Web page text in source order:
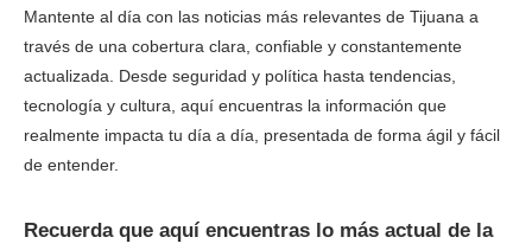
Mantente al día con las noticias más relevantes de Tijuana a
través de una cobertura clara, confiable y constantemente
actualizada. Desde seguridad y política hasta tendencias,
tecnología y cultura, aquí encuentras la información que
realmente impacta tu día a día, presentada de forma ágil y fácil
de entender.
Recuerda que aquí encuentras lo más actual de la